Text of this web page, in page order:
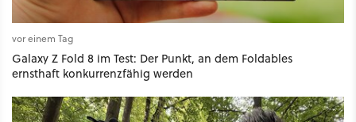
vor einem Tag
Galaxy Z Fold 8 im Test: Der Punkt, an dem Foldables
ernsthaft konkurrenzfähig werden